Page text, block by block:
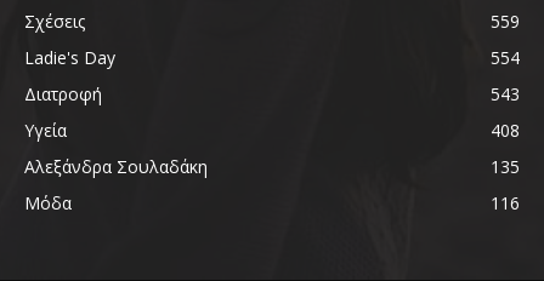
Σχέσεις
559
Ladie's Day
554
Διατροφή
543
Υγεία
408
Αλεξάνδρα Σουλαδάκη
135
Μόδα
116